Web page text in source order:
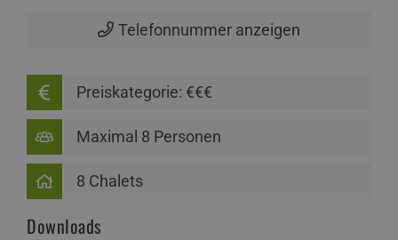
Telefonnummer anzeigen
Preiskategorie: €€€
Maximal 8 Personen
8 Chalets
Downloads